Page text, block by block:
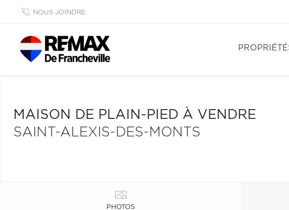
NOUS JOINDRE
MAISON DE PLAIN-PIED À VENDRE
SAINT-ALEXIS-DES-MONTS
PHOTOS